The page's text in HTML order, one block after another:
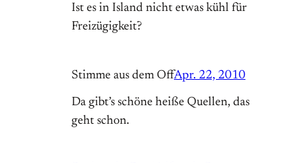
Ist es in Island nicht etwas kühl für
Freizügigkeit?
Stimme aus dem OffApr. 22, 2010
Da gibt’s schöne heiße Quellen, das
geht schon.